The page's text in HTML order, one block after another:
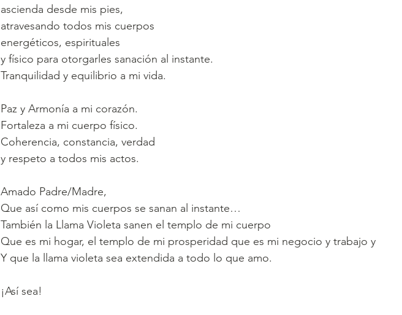
ascienda desde mis pies,
atravesando todos mis cuerpos
energéticos, espirituales
y físico para otorgarles sanación al instante.
Tranquilidad y equilibrio a mi vida.
Paz y Armonía a mi corazón.
Fortaleza a mi cuerpo físico.
Coherencia, constancia, verdad
y respeto a todos mis actos.
Amado Padre/Madre,
Que así como mis cuerpos se sanan al instante…
También la Llama Violeta sanen el templo de mi cuerpo
Que es mi hogar, el templo de mi prosperidad que es mi negocio y trabajo y
Y que la llama violeta sea extendida a todo lo que amo.
¡Así sea!